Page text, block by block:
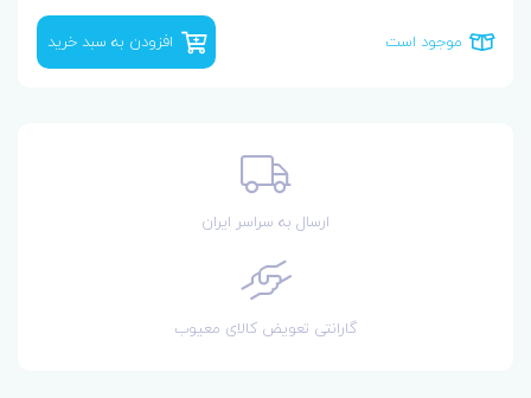
موجود است افزودن به سبد خرید
ارسال به سراسر ایران
گارانتی تعویض کالای معیوب